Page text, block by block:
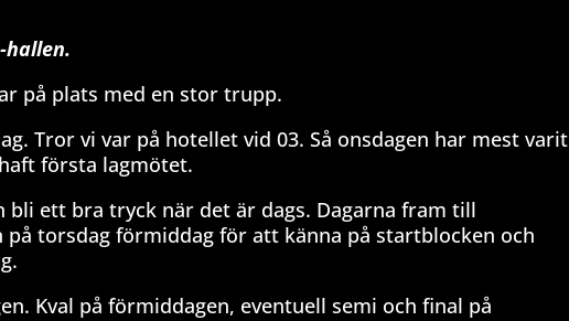
hallen.
på plats med en stor trupp.
Tror vi var på hotellet vid 03. Så onsdagen har mest varit
första lagmötet.
ett bra tryck när det är dags. Dagarna fram till
torsdag förmiddag för att känna på startblocken och
Kval på förmiddagen, eventuell semi och final på